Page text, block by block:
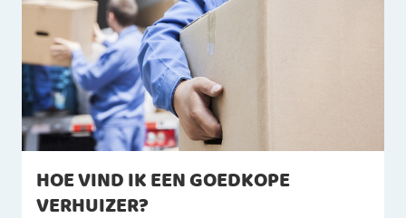
HOE VIND IK EEN GOEDKOPE
VERHUIZER?